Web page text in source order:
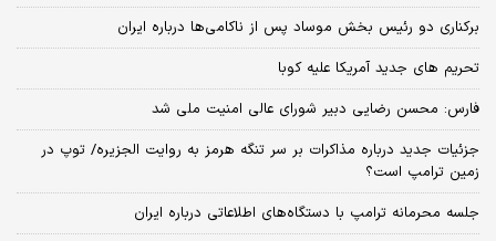
برکناری دو رئیس بخش موساد پس از ناکامی‌ها درباره ایران
تحریم های جدید آمریکا علیه کوبا
فارس: محسن رضایی دبیر شورای عالی امنیت ملی شد
جزئیات جدید درباره مذاکرات بر سر تنگه هرمز به روایت الجزیره/ توپ در
زمین ترامپ است؟
جلسه محرمانه ترامپ با دستگاه‌های اطلاعاتی درباره ایران